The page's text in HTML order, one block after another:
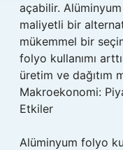
açabilir.
maliyetli bir
mükemmel bir
folyo kullanımı
üretim ve dağıtım
Makroekonomi:
Etkiler
Alüminyum folyo